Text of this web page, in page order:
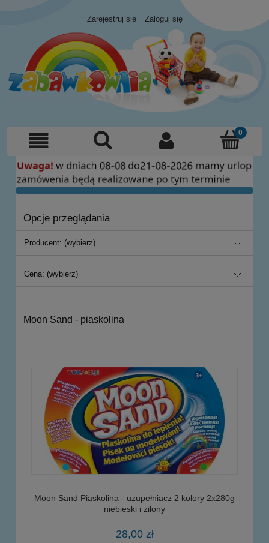
Zarejestruj się Zaloguj się
Opcje przeglądania
Producent: (wybierz)
Cena: (wybierz)
Moon Sand - piaskolina
Moon Sand Piaskolina - uzupełniacz 2 kolory 2x280g
niebieski i zilony
28,00 zł